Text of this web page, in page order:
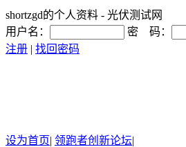
shortzgd的个人资料 - 光伏测试网
用户名：
密 码：
注册 | 找回密码
设为首页| 领跑者创新论坛|